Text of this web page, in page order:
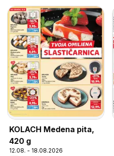
KOLACH Medena pita,
420 g
12.08. - 18.08.2026